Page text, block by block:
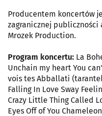
Producentem koncertów
zagranicznej publiczności
Mrozek Production.
Program koncertu: La
Unchain my heart You
vois tes Abballati
Falling In Love Sway
Crazy Little Thing Called
Eyes Off of You